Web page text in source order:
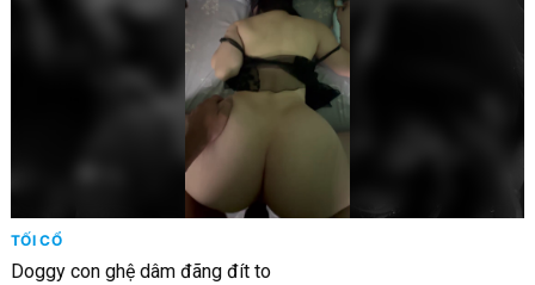
TỐI CỔ
Doggy con ghệ dâm đãng đít to